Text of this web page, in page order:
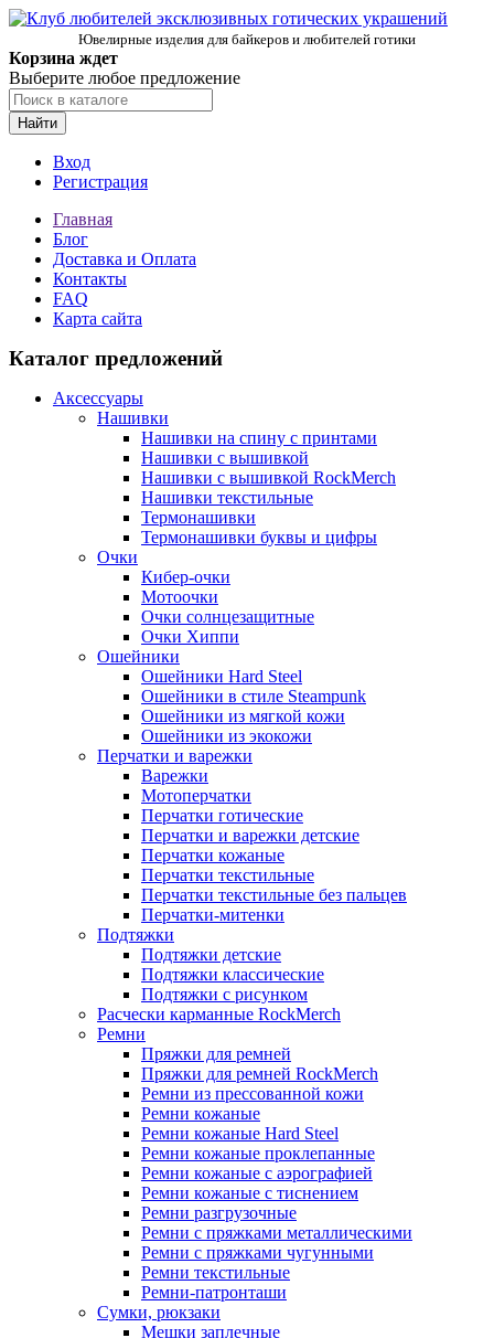
Ювелирные изделия для байкеров и любителей готики
Корзина ждет
Выберите любое предложение
Найти
Вход
Регистрация
Главная
Блог
Доставка и Оплата
Контакты
FAQ
Карта сайта
Каталог предложений
Аксессуары
Нашивки
Нашивки на спину с принтами
Нашивки с вышивкой
Нашивки с вышивкой RockMerch
Нашивки текстильные
Термонашивки
Термонашивки буквы и цифры
Очки
Кибер-очки
Мотоочки
Очки солнцезащитные
Очки Хиппи
Ошейники
Ошейники Hard Steel
Ошейники в стиле Steampunk
Ошейники из мягкой кожи
Ошейники из экокожи
Перчатки и варежки
Варежки
Мотоперчатки
Перчатки готические
Перчатки и варежки детские
Перчатки кожаные
Перчатки текстильные
Перчатки текстильные без пальцев
Перчатки-митенки
Подтяжки
Подтяжки детские
Подтяжки классические
Подтяжки с рисунком
Расчески карманные RockMerch
Ремни
Пряжки для ремней
Пряжки для ремней RockMerch
Ремни из прессованной кожи
Ремни кожаные
Ремни кожаные Hard Steel
Ремни кожаные проклепанные
Ремни кожаные с аэрографией
Ремни кожаные с тиснением
Ремни разгрузочные
Ремни с пряжками металлическими
Ремни с пряжками чугунными
Ремни текстильные
Ремни-патронташи
Сумки, рюкзаки
Мешки заплечные